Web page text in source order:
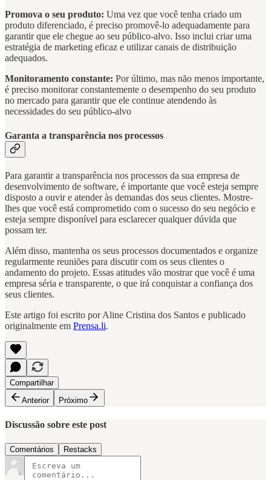
Promova o seu produto: Uma vez que você tenha criado um
produto diferenciado, é preciso promovê-lo adequadamente para
garantir que ele chegue ao seu público-alvo. Isso inclui criar uma
estratégia de marketing eficaz e utilizar canais de distribuição
adequados.
Monitoramento constante: Por último, mas não menos importante,
é preciso monitorar constantemente o desempenho do seu produto
no mercado para garantir que ele continue atendendo às
necessidades do seu público-alvo
Garanta a transparência nos processos
Para garantir a transparência nos processos da sua empresa de
desenvolvimento de software, é importante que você esteja sempre
disposto a ouvir e atender às demandas dos seus clientes. Mostre-
lhes que você está comprometido com o sucesso do seu negócio e
esteja sempre disponível para esclarecer qualquer dúvida que
possam ter.
Além disso, mantenha os seus processos documentados e organize
regularmente reuniões para discutir com os seus clientes o
andamento do projeto. Essas atitudes vão mostrar que você é uma
empresa séria e transparente, o que irá conquistar a confiança dos
seus clientes.
Este artigo foi escrito por Aline Cristina dos Santos e publicado
originalmente em Prensa.li.
Compartilhar
Anterior
Próximo
Discussão sobre este post
Comentários Restacks